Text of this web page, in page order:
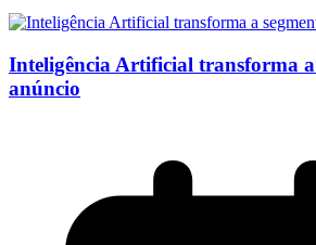
Inteligência Artificial transforma a
anúncio